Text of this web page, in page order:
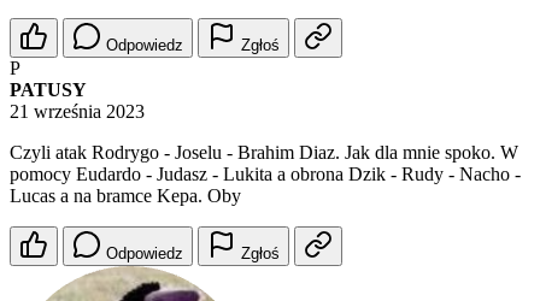
Odpowiedz Zgłoś
P
PATUSY
21 września 2023
Czyli atak Rodrygo - Joselu - Brahim Diaz. Jak dla mnie spoko. W
pomocy Eudardo - Judasz - Lukita a obrona Dzik - Rudy - Nacho -
Lucas a na bramce Kepa. Oby
Odpowiedz Zgłoś